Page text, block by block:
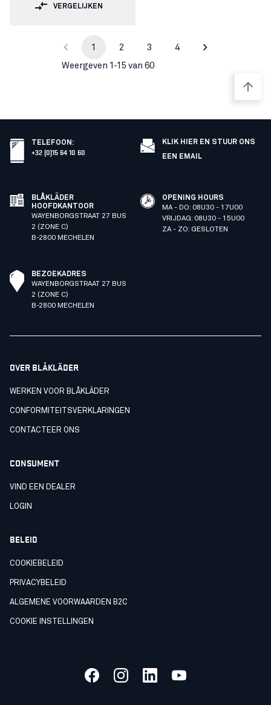
VERGELIJKEN
1 2 3 4
Weergeven 1-15 van 60
TELEFOON :
+32 (0)15 64 10 60
KLIK HIER EN STUUR ONS
EEN EMAIL
BLÅKLÄDER
HOOFDKANTOOR
WAYENBORGSTRAAT 27 BUS
2 (ZONE C)
B-2800 MECHELEN
OPENING HOURS
MA - DO: 08U30 - 17U00
VRIJDAG: 08U30 - 15U00
ZA - ZO: GESLOTEN
BEZOEKADRES
WAYENBORGSTRAAT 27 BUS
2 (ZONE C)
B-2800 MECHELEN
OVER BLÅKLÄDER
WERKEN VOOR BLÅKLÄDER
CONFORMITEITSVERKLARINGEN
CONTACTEER ONS
CONSUMENT
VIND EEN DEALER
LOGIN
BELEID
COOKIEBELEID
PRIVACYBELEID
ALGEMENE VOORWAARDEN B2C
COOKIE INSTELLINGEN